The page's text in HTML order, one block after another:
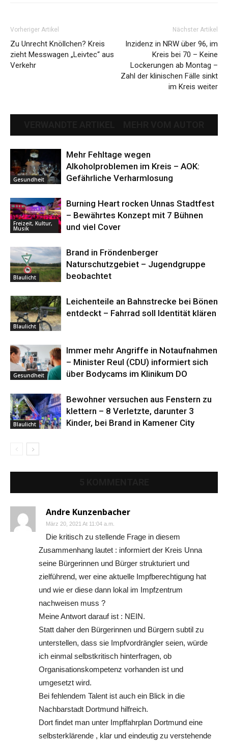
Vorheriger Artikel
Zu Unrecht Knöllchen? Kreis
zieht Messwagen „Leivtec“ aus
Verkehr
Nächster Artikel
Inzidenz in NRW über 96, im
Kreis bei 70 – Keine
Lockerungen ab Montag –
Zahl der klinischen Fälle sinkt
im Kreis weiter
Gesundheit
Mehr Fehltage wegen
Alkoholproblemen im Kreis – AOK:
Gefährliche Verharmlosung
Freizeit, Kultur,
Musik
Burning Heart rocken Unnas Stadtfest
– Bewährtes Konzept mit 7 Bühnen
und viel Cover
Blaulicht
Brand in Fröndenberger
Naturschutzgebiet – Jugendgruppe
beobachtet
Blaulicht
Leichenteile an Bahnstrecke bei Bönen
entdeckt – Fahrrad soll Identität klären
Gesundheit
Immer mehr Angriffe in Notaufnahmen
– Minister Reul (CDU) informiert sich
über Bodycams im Klinikum DO
Blaulicht
Bewohner versuchen aus Fenstern zu
klettern – 8 Verletzte, darunter 3
Kinder, bei Brand in Kamener City
Andre Kunzenbacher
März 20, 2021 At 11:04 a.m.
Die kritisch zu stellende Frage in diesem
Zusammenhang lautet : informiert der Kreis Unna
seine Bürgerinnen und Bürger strukturiert und
zielführend, wer eine aktuelle Impfberechtigung hat
und wie er diese dann lokal im Impfzentrum
nachweisen muss ?
Meine Antwort darauf ist : NEIN.
Statt daher den Bürgerinnen und Bürgern subtil zu
unterstellen, dass sie Impfvordrängler seien, würde
ich einmal selbstkritisch hinterfragen, ob
Organisationskompetenz vorhanden ist und
umgesetzt wird.
Bei fehlendem Talent ist auch ein Blick in die
Nachbarstadt Dortmund hilfreich.
Dort findet man unter Impffahrplan Dortmund eine
selbsterklärende , klar und eindeutig zu verstehende